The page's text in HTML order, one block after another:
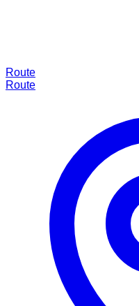
Route
Route